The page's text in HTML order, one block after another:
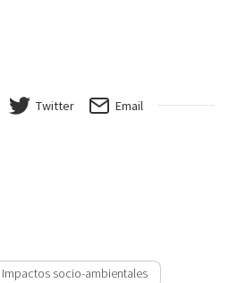
Twitter Email
Impactos socio-ambientales